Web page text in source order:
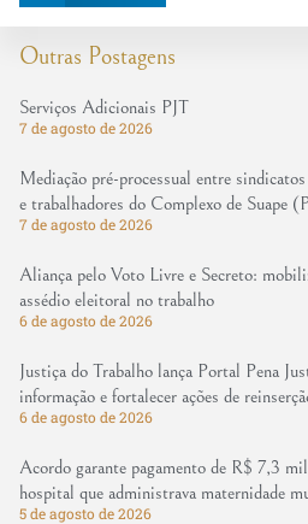
Outras Postagens
Serviços Adicionais PJT
7 de agosto de 2026
Mediação pré-processual entre
e trabalhadores do Complexo de Suape
7 de agosto de 2026
Aliança pelo Voto Livre e Secreto:
assédio eleitoral no trabalho
6 de agosto de 2026
Justiça do Trabalho lança Portal Pena
informação e fortalecer ações de
6 de agosto de 2026
Acordo garante pagamento de R$ 7,3
hospital que administrava maternidade
5 de agosto de 2026